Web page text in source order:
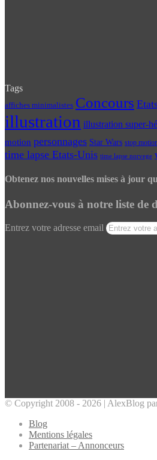
Tags
affiches minimalistes Concours
illustration illustration super-
motion personnages Star Wars stop
time lapse Etats-Unis time lapse norvege
Obtenez nos nouvelles mises à jour
Abonnez-vous à notre liste de
Entrez votre adresse email
© Copyright 2008 - 2026 | AlexBlog
Blog
Mentions légales
Partenariat – Annonceurs